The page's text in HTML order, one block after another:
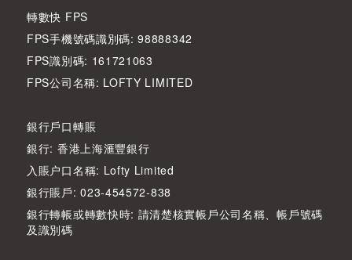
轉數快 FPS
FPS手機號碼識別碼: 98888342
FPS識別碼: 161721063
FPS公司名稱: LOFTY LIMITED
銀行戶口轉賬
銀行: 香港上海滙豐銀行
入賬户口名稱: Lofty Limited
銀行賬戶: 023-454572-838
銀行轉帳或轉數快時: 請清楚核實帳戶公司名稱、帳戶號碼
及識別碼